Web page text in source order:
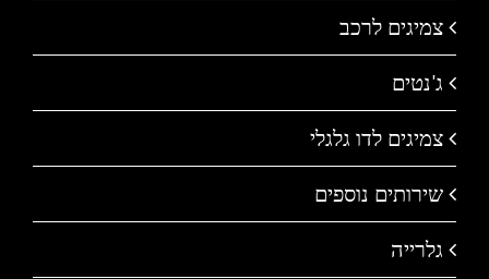
צמיגים לרכב
ג'נטים
צמיגים לדו גלגלי
שירותים נוספים
גלרייה